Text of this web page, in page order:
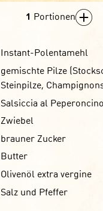
1 Portionen
Instant-Polentamehl
gemischte Pilze
Steinpilze,
Salsiccia al
Zwiebel
brauner Zucker
Butter
Olivenöl extra vergine
Salz und Pfeffer